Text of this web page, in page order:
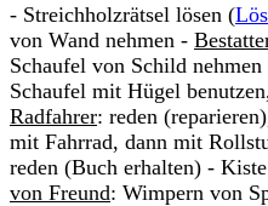
- Streichholzrätsel lösen (
von Wand nehmen -
Schaufel von Schild
Schaufel mit Hügel
Radfahrer: reden
mit Fahrrad, dann mit
reden (Buch erhalten) -
von Freund: Wimpern von